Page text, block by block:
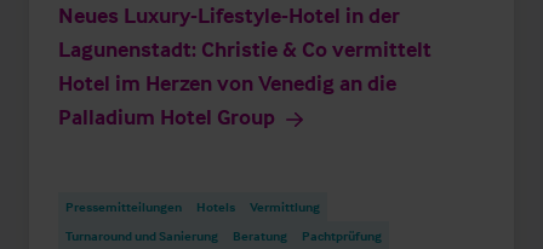
Neues Luxury-Lifestyle-Hotel in der
Lagunenstadt: Christie & Co vermittelt
Hotel im Herzen von Venedig an die
Palladium Hotel Group
Pressemitteilungen Hotels
Vermittlung
Turnaround und Sanierung
Beratung
Pachtprüfung